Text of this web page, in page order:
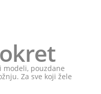
pouzdane
Za sve koji žele